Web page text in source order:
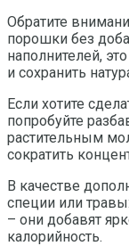
Обратите
порошки без
наполнителей,
и сохранить
Если хотите
попробуйте
растительным
сократить
В качестве
специи или
– они добавят
калорийность.